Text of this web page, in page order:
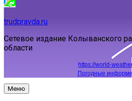
trudpravda.ru
Сетевое издание Колыванского
области
https://world-
Погодные
Меню